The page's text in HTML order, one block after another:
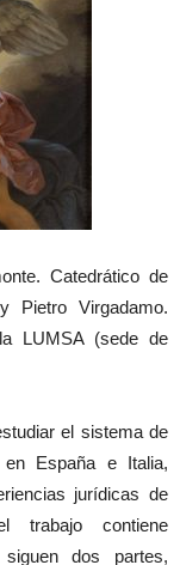
Catedrático de
Pietro Virgadamo.
LUMSA (sede de
el sistema de
en España e Italia,
jurídicas de
trabajo contiene
dos partes,